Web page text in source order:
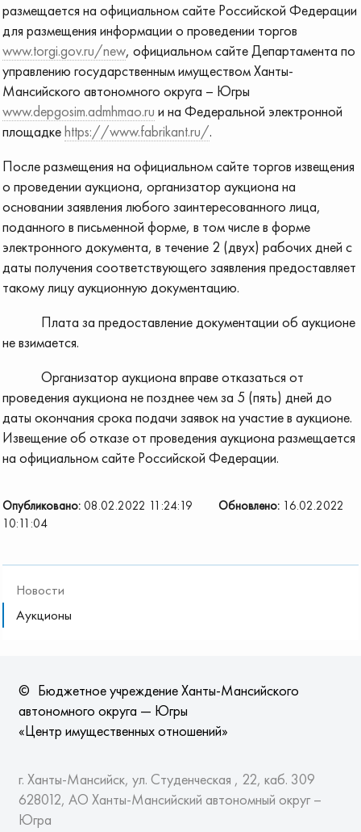
размещается на официальном сайте Российской Федерации
для размещения информации о проведении торгов
www.torgi.gov.ru/new, официальном сайте Департамента по
управлению государственным имуществом Ханты-
Мансийского автономного округа – Югры
www.depgosim.admhmao.ru и на Федеральной электронной
площадкеhttps://www.fabrikant.ru/.
После размещения на официальном сайте торгов извещения
о проведении аукциона, организатор аукциона на
основании заявления любого заинтересованного лица,
поданного в письменной форме, в том числе в форме
электронного документа, в течение 2 (двух) рабочих дней с
даты получения соответствующего заявления предоставляет
такому лицу аукционную документацию.
Плата за предоставление документации об аукционе
не взимается.
Организатор аукциона вправе отказаться от
проведения аукциона не позднее чем за 5 (пять) дней до
даты окончания срока подачи заявок на участие в аукционе.
Извещение об отказе от проведения аукциона размещается
на официальном сайте Российской Федерации.
Опубликовано: 08.02.2022 11:24:19 Обновлено: 16.02.2022
10:11:04
Новости
Аукционы
© Бюджетное учреждение Ханты-Мансийского
автономного округа — Югры
«Центр имущественных отношений»
г. Ханты-Мансийск, ул. Студенческая , 22, каб. 309
628012, АО Ханты-Мансийский автономный округ –
Югра